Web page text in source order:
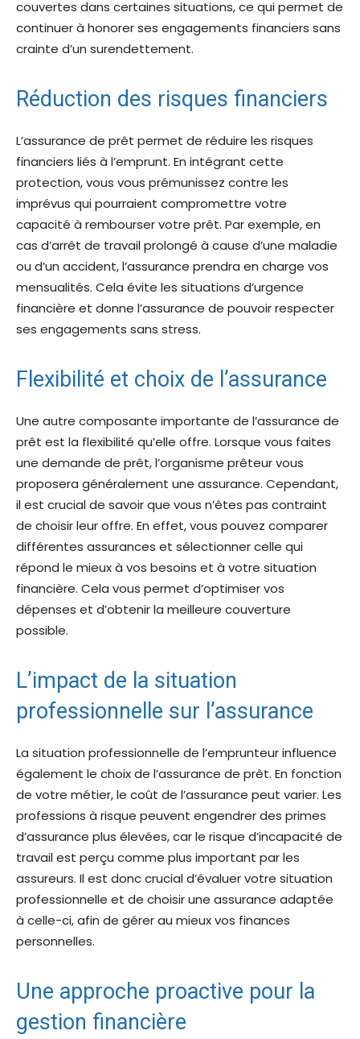
couvertes dans certaines situations, ce qui permet de
continuer à honorer ses engagements financiers sans
crainte d’un surendettement.
Réduction des risques financiers
L’assurance de prêt permet de réduire les risques
financiers liés à l’emprunt. En intégrant cette
protection, vous vous prémunissez contre les
imprévus qui pourraient compromettre votre
capacité à rembourser votre prêt. Par exemple, en
cas d’arrêt de travail prolongé à cause d’une maladie
ou d’un accident, l’assurance prendra en charge vos
mensualités. Cela évite les situations d’urgence
financière et donne l’assurance de pouvoir respecter
ses engagements sans stress.
Flexibilité et choix de l’assurance
Une autre composante importante de l’assurance de
prêt est la flexibilité qu’elle offre. Lorsque vous faites
une demande de prêt, l’organisme prêteur vous
proposera généralement une assurance. Cependant,
il est crucial de savoir que vous n’êtes pas contraint
de choisir leur offre. En effet, vous pouvez comparer
différentes assurances et sélectionner celle qui
répond le mieux à vos besoins et à votre situation
financière. Cela vous permet d’optimiser vos
dépenses et d’obtenir la meilleure couverture
possible.
L’impact de la situation
professionnelle sur l’assurance
La situation professionnelle de l’emprunteur influence
également le choix de l’assurance de prêt. En fonction
de votre métier, le coût de l’assurance peut varier. Les
professions à risque peuvent engendrer des primes
d’assurance plus élevées, car le risque d’incapacité de
travail est perçu comme plus important par les
assureurs. Il est donc crucial d’évaluer votre situation
professionnelle et de choisir une assurance adaptée
à celle-ci, afin de gérer au mieux vos finances
personnelles.
Une approche proactive pour la
gestion financière